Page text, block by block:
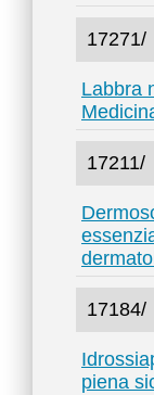
17271/
Labbra
17211/
17184/
piena